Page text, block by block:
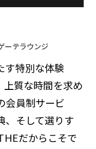
ーテラウンジ
す特別な体験
上質な時間を求め
会員制サービ
、そして選りす
だからこそで